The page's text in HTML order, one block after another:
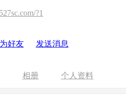
?1
好友 发送消息
相册 个人资料